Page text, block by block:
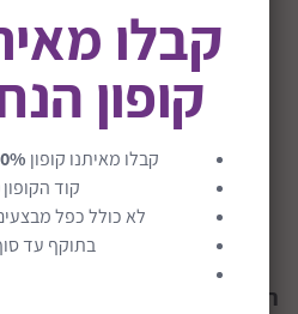
תכונות
קבלו
קופון
קבלו מאיתנו קופון 10%
קוד הקופון
לא כולל כפל
בתוקף עד סוף